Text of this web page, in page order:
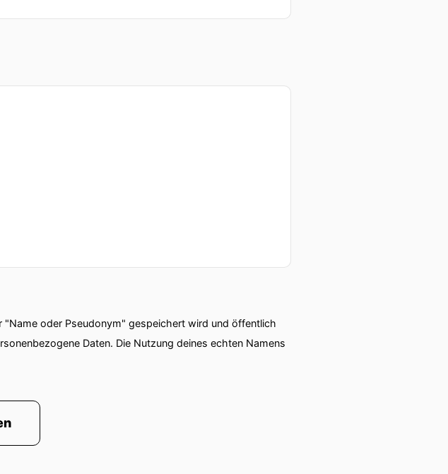
oder Pseudonym" gespeichert wird und öffentlich
Daten. Die Nutzung deines echten Namens